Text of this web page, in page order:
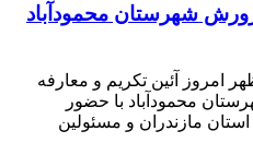
شهرستان محمودآباد
امروز آئین تکریم و معارفه
محمودآباد با حضور
مازندران و مسئولین